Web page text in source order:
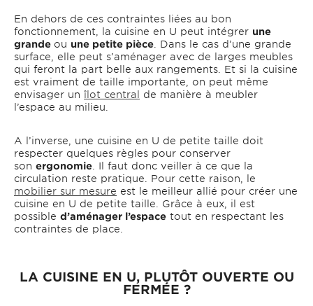
En dehors de ces contraintes liées au bon
fonctionnement, la cuisine en U peut intégrer une
grande ou une petite pièce . Dans le cas d’une grande
surface, elle peut s’aménager avec de larges meubles
qui feront la part belle aux rangements. Et si la cuisine
est vraiment de taille importante, on peut même
envisager un îlot central de manière à meubler
l’espace au milieu.
A l’inverse, une cuisine en U de petite taille doit
respecter quelques règles pour conserver
son ergonomie . Il faut donc veiller à ce que la
circulation reste pratique. Pour cette raison, le
mobilier sur mesure est le meilleur allié pour créer une
cuisine en U de petite taille. Grâce à eux, il est
possible d’aménager l’espace tout en respectant les
contraintes de place.
LA CUISINE EN U, PLUTÔT OUVERTE OU
FERMÉE ?